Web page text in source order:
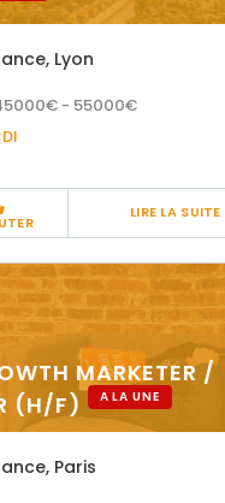
, Lyon
- 55000€
LIRE LA SUITE
MARKETER /
(H/F)
A LA UNE
, Paris